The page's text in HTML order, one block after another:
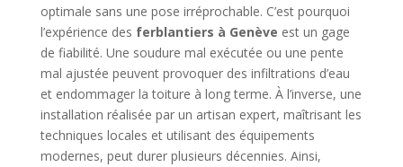
optimale sans une pose irréprochable. C’est pourquoi
l’expérience des ferblantiers à Genève est un gage
de fiabilité. Une soudure mal exécutée ou une pente
mal ajustée peuvent provoquer des infiltrations d’eau
et endommager la toiture à long terme. À l’inverse, une
installation réalisée par un artisan expert, maîtrisant les
techniques locales et utilisant des équipements
modernes, peut durer plusieurs décennies. Ainsi,